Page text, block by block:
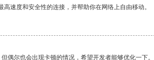
速度和安全性的连接，并帮助你在网络上自由移动。
偶尔也会出现卡顿的情况，希望开发者能够优化一下。